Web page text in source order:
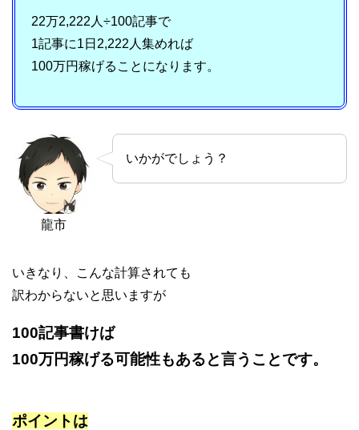
22万2,222人÷100記事で
1記事に1日2,222人集めれば
100万円稼げることになります。
龍市
いかがでしょう？
いきなり、こんな計算されても
訳わからないと思いますが
100記事書けば
100万円稼げる可能性もあると言うことです。
ポイントは